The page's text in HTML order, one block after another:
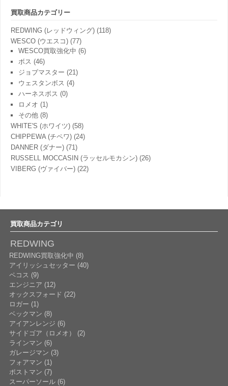
買取商品カテゴリー
REDWING (レッドウィング) (118)
WESCO (ウエスコ) (77)
WESCO買取強化中 (6)
ボス (46)
ジョブマスター (21)
ウェスタンボス (4)
ハーネスボス (0)
ロメオ (1)
その他 (8)
WHITE'S (ホワイツ) (58)
CHIPPEWA (チペワ) (24)
DANNER (ダナー) (71)
RUSSELL MOCCASIN (ラッセルモカシン) (26)
VIBERG (ヴァイバー) (22)
買取商品カテゴリ
REDWING
REDWING買取強化中 (8)
アイリッシュセッター (40)
ペコス (9)
エンジニア (12)
オックスフォード (22)
ロガー (1)
ベックマン (8)
アイアンレンジ (6)
サイドゴア（ロメオ） (2)
ラインマン (6)
ガレージマン (3)
フォアマン (1)
ポストマン (7)
スーパーソール (6)